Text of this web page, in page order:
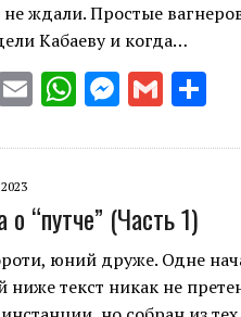
не ждали. Простые
Кабаеву и когда…
E
ai
W
at
A
p
p
M
se
g
er
G
ai ar
о “путче” (Часть 1)
юний друже. Одне
текст никак не